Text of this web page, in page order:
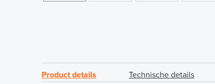
Product details Technische details